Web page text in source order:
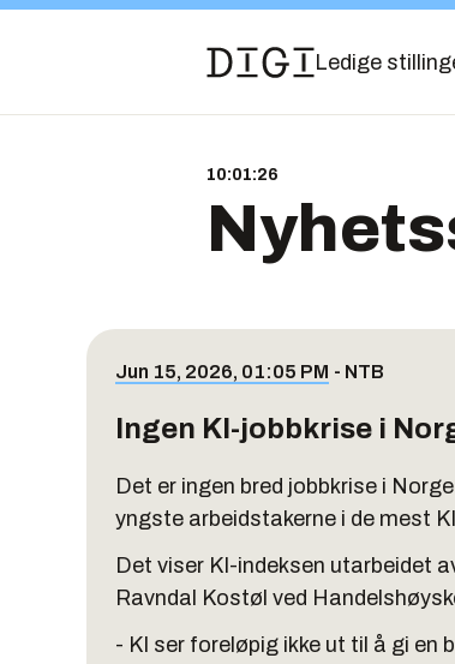
Ledige
10:01:27
Jun 15, 2026, 01:05 PM - NTB
Ingen KI-jobbkrise i
Det er ingen bred jobbkrise i
yngste arbeidstakerne i de mest
Det viser KI-indeksen utarbeidet
Ravndal Kostøl ved
- KI ser foreløpig ikke ut til å gi en